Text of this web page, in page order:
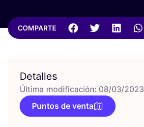
COMPARTE
Detalles
Última modificación: 08/03/2023
Puntos de venta